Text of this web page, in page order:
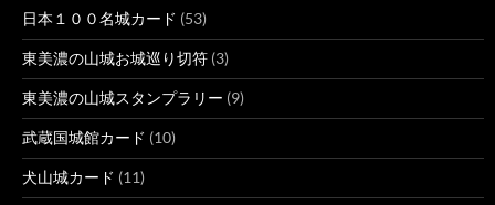
日本１００名城カード (53)
東美濃の山城お城巡り切符 (3)
東美濃の山城スタンプラリー (9)
武蔵国城館カード (10)
犬山城カード (11)